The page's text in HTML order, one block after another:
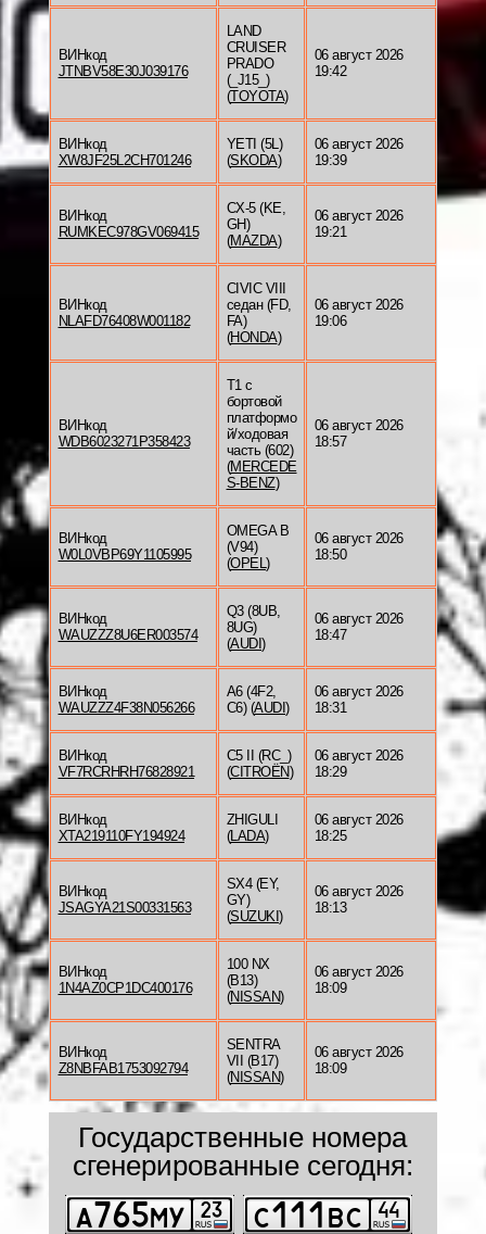
ВИНкод
JTNBV58E30J039176
LAND
CRUISER
PRADO
(_J15_)
(TOYOTA)
06 август 2026
19:42
ВИНкод
XW8JF25L2CH701246
YETI (5L)
(SKODA)
06 август 2026
19:39
ВИНкод
RUMKEC978GV069415
CX-5 (KE,
GH)
(MAZDA)
06 август 2026
19:21
ВИНкод
NLAFD76408W001182
CIVIC VIII
седан (FD,
FA)
(HONDA)
06 август 2026
19:06
ВИНкод
WDB6023271P358423
T1 c
бортовой
платформо
й/ходовая
часть (602)
(MERCEDE
S-BENZ)
06 август 2026
18:57
ВИНкод
W0L0VBP69Y1105995
OMEGA B
(V94)
(OPEL)
06 август 2026
18:50
ВИНкод
WAUZZZ8U6ER003574
Q3 (8UB,
8UG)
(AUDI )
06 август 2026
18:47
ВИНкод
WAUZZZ4F38N056266
A6 (4F2,
C6) (AUDI )
06 август 2026
18:31
ВИНкод
VF7RCRHRH76828921
C5 II (RC_)
(CITROËN)
06 август 2026
18:29
ВИНкод
XTA219110FY194924
ZHIGULI
(LADA)
06 август 2026
18:25
ВИНкод
JSAGYA21S00331563
SX4 (EY,
GY)
(SUZUKI )
06 август 2026
18:13
ВИНкод
1N4AZ0CP1DC400176
100 NX
(B13)
(NISSAN)
06 август 2026
18:09
ВИНкод
Z8NBFAB1753092794
SENTRA
VII (B17)
(NISSAN)
06 август 2026
18:09
Государственные номера
сгенерированные сегодня: